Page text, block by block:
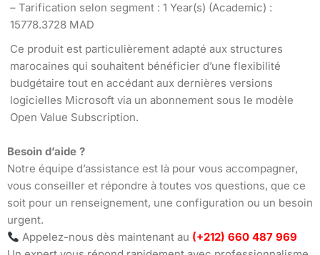
– Tarification selon segment : 1 Year(s) (Academic) :
15778.3728 MAD
Ce produit est particulièrement adapté aux structures
marocaines qui souhaitent bénéficier d’une flexibilité
budgétaire tout en accédant aux dernières versions
logicielles Microsoft via un abonnement sous le modèle
Open Value Subscription.
Besoin d’aide ?
Notre équipe d’assistance est là pour vous accompagner,
vous conseiller et répondre à toutes vos questions, que ce
soit pour un renseignement, une configuration ou un besoin
urgent.
Appelez-nous dès maintenant au (+212) 660 487 969